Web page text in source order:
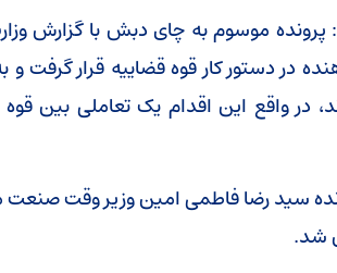
پرونده موسوم به چای دبش با گزارش
در دستور کار قوه قضاییه قرار گرفت و
در واقع این اقدام یک تعاملی بین
سید رضا فاطمی امین وزیر وقت
شد.